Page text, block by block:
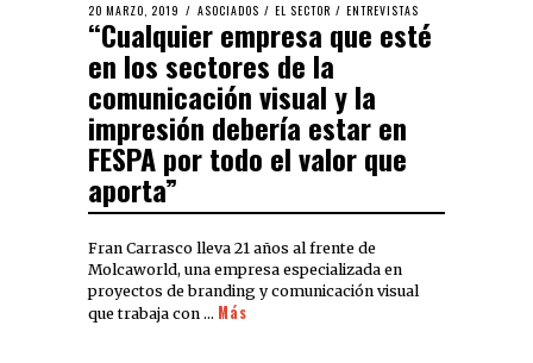
20 MARZO, 2019 ASOCIADOS / EL SECTOR / ENTREVISTAS
“Cualquier empresa que esté
en los sectores de la
comunicación visual y la
impresión debería estar en
FESPA por todo el valor que
aporta”
Fran Carrasco lleva 21 años al frente de
Molcaworld, una empresa especializada en
proyectos de branding y comunicación visual
que trabaja con … Más